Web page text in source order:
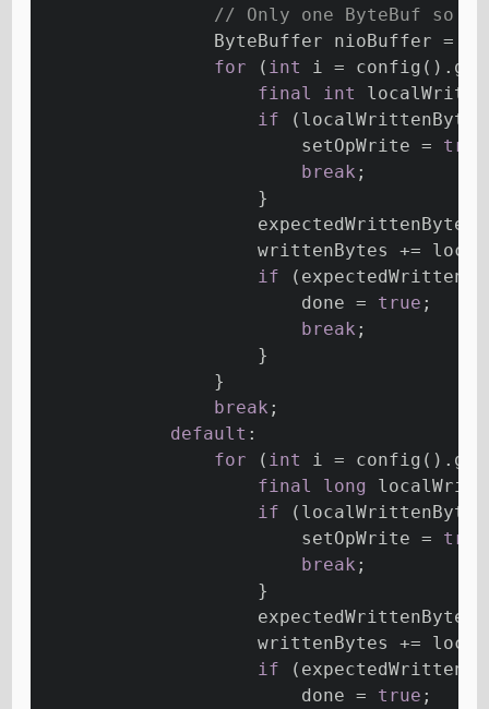
// Only one ByteBuf so
ByteBuffer nioBuffer =
for ( int
i =
final
int
if
                        setOpWrite =
true
break ;
                    }
expectedWrittenBytes
writtenBytes +=
if
                        done =
true ;
break ;
                    }
                }
break ;
default :
for ( int
i =
final
long
if
                        setOpWrite =
true
break ;
                    }
expectedWrittenBytes
writtenBytes +=
if
                        done =
true ;